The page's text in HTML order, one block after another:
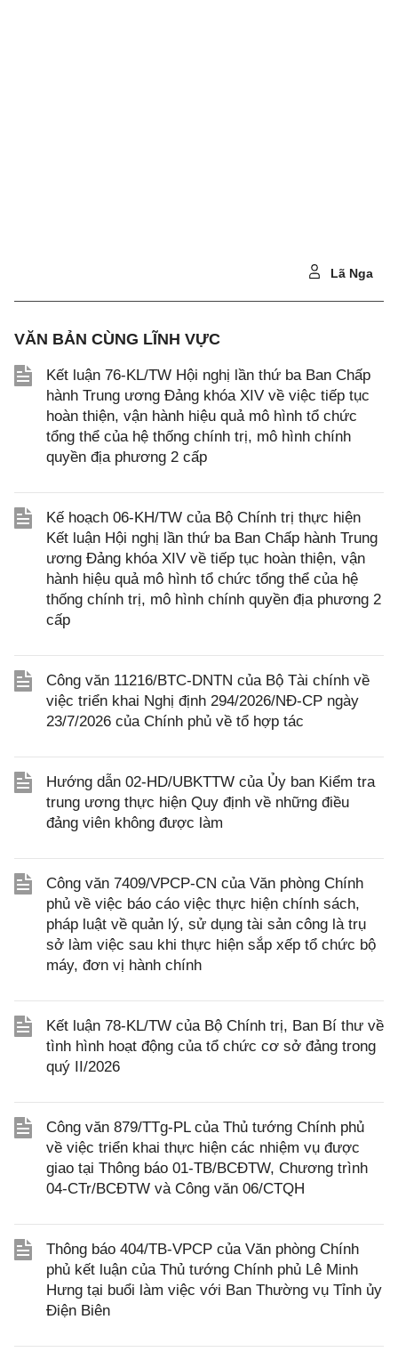
Lã Nga
VĂN BẢN CÙNG LĨNH VỰC
Kết luận 76-KL/TW Hội nghị lần thứ ba Ban Chấp
hành Trung ương Đảng khóa XIV về việc tiếp tục
hoàn thiện, vận hành hiệu quả mô hình tổ chức
tổng thể của hệ thống chính trị, mô hình chính
quyền địa phương 2 cấp
Kế hoạch 06-KH/TW của Bộ Chính trị thực hiện
Kết luận Hội nghị lần thứ ba Ban Chấp hành Trung
ương Đảng khóa XIV về tiếp tục hoàn thiện, vận
hành hiệu quả mô hình tổ chức tổng thể của hệ
thống chính trị, mô hình chính quyền địa phương 2
cấp
Công văn 11216/BTC-DNTN của Bộ Tài chính về
việc triển khai Nghị định 294/2026/NĐ-CP ngày
23/7/2026 của Chính phủ về tổ hợp tác
Hướng dẫn 02-HD/UBKTTW của Ủy ban Kiểm tra
trung ương thực hiện Quy định về những điều
đảng viên không được làm
Công văn 7409/VPCP-CN của Văn phòng Chính
phủ về việc báo cáo việc thực hiện chính sách,
pháp luật về quản lý, sử dụng tài sản công là trụ
sở làm việc sau khi thực hiện sắp xếp tổ chức bộ
máy, đơn vị hành chính
Kết luận 78-KL/TW của Bộ Chính trị, Ban Bí thư về
tình hình hoạt động của tổ chức cơ sở đảng trong
quý II/2026
Công văn 879/TTg-PL của Thủ tướng Chính phủ
về việc triển khai thực hiện các nhiệm vụ được
giao tại Thông báo 01-TB/BCĐTW, Chương trình
04-CTr/BCĐTW và Công văn 06/CTQH
Thông báo 404/TB-VPCP của Văn phòng Chính
phủ kết luận của Thủ tướng Chính phủ Lê Minh
Hưng tại buổi làm việc với Ban Thường vụ Tỉnh ủy
Điện Biên